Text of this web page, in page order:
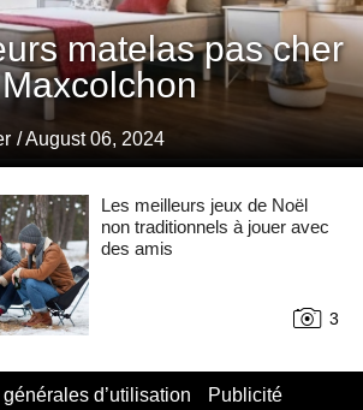
matelas pas cher
/ August 06, 2024
Les meilleurs jeux de Noël
non traditionnels à jouer avec
des amis
3
d’utilisation Publicité